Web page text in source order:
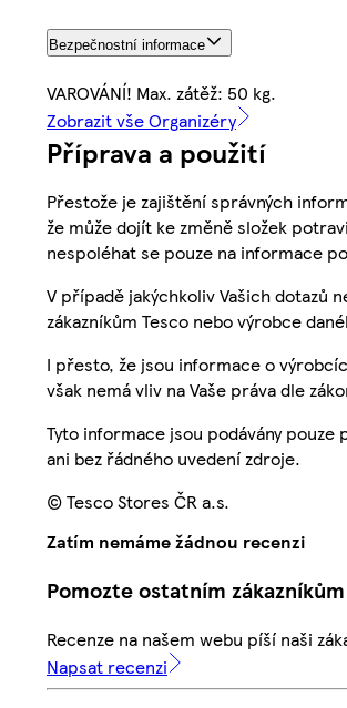
Bezpečnostní informace
VAROVÁNÍ! Max. zátěž: 50 kg.
Zobrazit vše Organizéry
Příprava a použití
Přestože je zajištění správných
že může dojít ke změně složek
nespoléhat se pouze na informace
V případě jakýchkoliv Vašich dotazů
zákazníkům Tesco nebo výrobce
I přesto, že jsou informace o
však nemá vliv na Vaše práva dle
Tyto informace jsou podávány
ani bez řádného uvedení zdroje.
© Tesco Stores ČR a.s.
Zatím nemáme žádnou recenzi
Pomozte ostatním zákazníkům
Recenze na našem webu píší naši
Napsat recenzi